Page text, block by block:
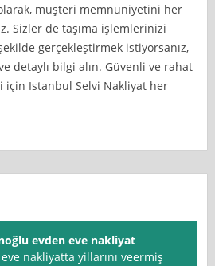
müşteri memnuniyetini her
Sizler de taşıma işlemlerinizi
gerçekleştirmek istiyorsanız,
detaylı bilgi alın. Güvenli ve rahat
için Istanbul Selvi Nakliyat her
evden eve nakliyat
nakliyatta yillarını veermiş